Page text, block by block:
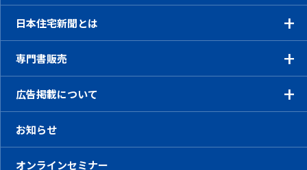
日本住宅新聞とは
専門書販売
広告掲載について
お知らせ
オンラインセミナー